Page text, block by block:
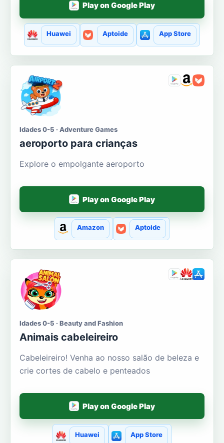
Play on Google Play
Huawei Aptoide App Store
Idades 0-5 · Adventure Games
aeroporto para crianças
Explore o empolgante aeroporto
Play on Google Play
Amazon Aptoide
Idades 0-5 · Beauty and Fashion
Animais cabeleireiro
Cabeleireiro! Venha ao nosso salão de beleza e
crie cortes de cabelo e penteados
Play on Google Play
Huawei App Store